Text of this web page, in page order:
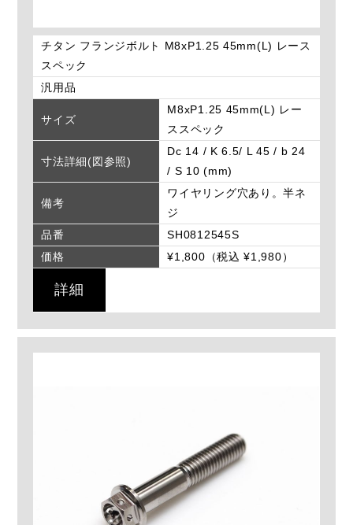
チタン フランジボルト M8xP1.25 45mm(L) レース
スペック
汎用品
サイズ
M8xP1.25 45mm(L) レー
ススペック
寸法詳細(図参照)
Dc 14 / K 6.5/ L 45 / b 24
/ S 10 (mm)
備考
ワイヤリング穴あり。半ネ
ジ
品番
SH0812545S
価格
¥1,800（税込 ¥1,980）
詳細